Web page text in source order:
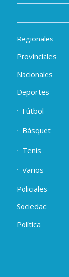
Regionales
Provinciales
Nacionales
Deportes
Fútbol
Básquet
Tenis
Varios
Policiales
Sociedad
Política